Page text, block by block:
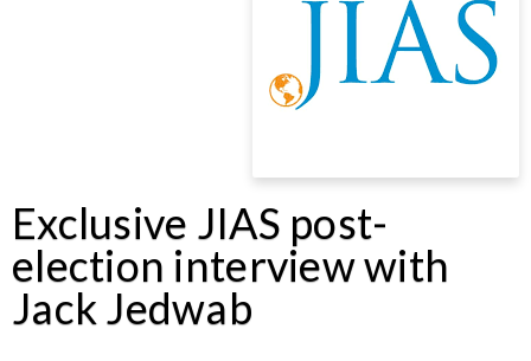
Exclusive JIAS post-
election interview with
Jack Jedwab